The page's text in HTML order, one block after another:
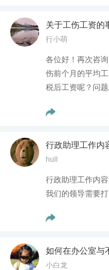
关于工伤工资的
行小萌
各位好！再次咨
伤前个月的平均
税后工资呢？问
行政助理工作内
hull
行政助理工作内
我们的领导需要
如何在办公室与
小白龙